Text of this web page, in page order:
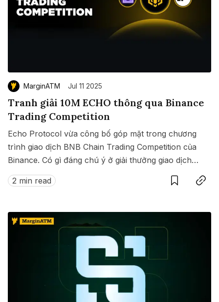
MarginATM Jul 11 2025
Tranh giải 10M ECHO thông qua Binance
Trading Competition
Echo Protocol vừa công bố góp mặt trong chương
trình giao dịch BNB Chain Trading Competition của
Binance. Có gì đáng chú ý ở giải thưởng giao dịch
này?
2 min read
SaveCopy link